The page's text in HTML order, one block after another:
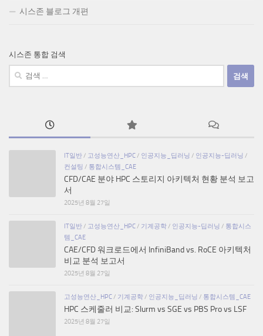
시스존 블로그 개편
시스존 통합 검색
검
IT일반/ 고성능연산_HPC/ 인공지능_딥러닝 / 인공지능-딥러닝 /
컨설팅 / 통합시스템_CAE
CFD/CAE 분야 HPC 스토리지 아키텍처 현황 분석 보고
서
2025년 8월 27일
IT일반/ 고성능연산_HPC/ 기계공학/ 인공지능-딥러닝 / 통합시스
템_CAE
CAE/CFD 워크로드에서 InfiniBand vs. RoCE 아키텍처
비교 분석 보고서
2025년 8월 27일
고성능연산_HPC/ 기계공학/ 인공지능_딥러닝 / 통합시스템_CAE
HPC 스케줄러 비교: Slurm vs SGE vs PBS Pro vs LSF
2025년 8월 27일